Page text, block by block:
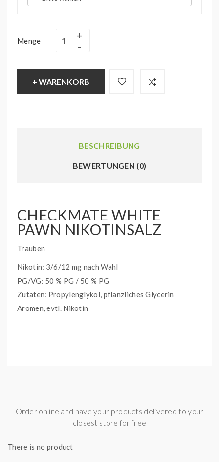
Menge
+ WARENKORB
BESCHREIBUNG
BEWERTUNGEN (0)
CHECKMATE WHITE
PAWN NIKOTINSALZ
Trauben
Nikotin: 3/6/12 mg nach Wahl
PG/VG: 50 % PG / 50 % PG
Zutaten: Propylenglykol, pflanzliches Glycerin,
Aromen, evtl. Nikotin
Order online and have your products delivered to your
closest store for free
There is no product